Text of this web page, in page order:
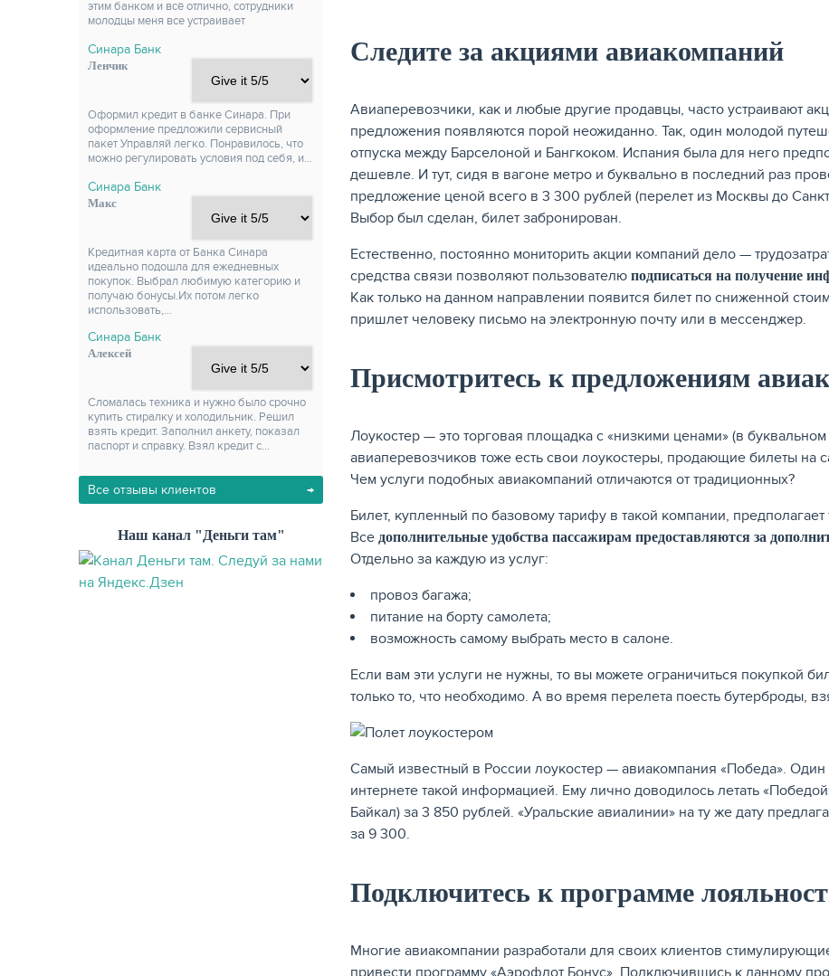
этим банком и всё отлично, сотрудники
молодцы меня все устраивает
Синара Банк
Ленчик
Оформил кредит в банке Синара. При
оформление предложили сервисный
пакет Управляй легко. Понравилось, что
можно регулировать условия под себя, и…
Синара Банк
Макс
Кредитная карта от Банка Синара
идеально подошла для ежедневных
покупок. Выбрал любимую категорию и
получаю бонусы.Их потом легко
использовать,…
Синара Банк
Алексей
Сломалась техника и нужно было срочно
купить стиралку и холодильник. Решил
взять кредит. Заполнил анкету, показал
паспорт и справку. Взял кредит с…
Все отзывы клиентов
Наш канал "Деньги там"
Следите за акциями авиакомпаний
Авиаперевозчики, как и любые другие продавцы, часто устраивают
предложения появляются порой неожиданно. Так, один молодой
отпуска между Барселоной и Бангкоком. Испания была для него
дешевле. И тут, сидя в вагоне метро и буквально в последний раз
предложение ценой всего в 3 300 рублей (перелет из Москвы до
Выбор был сделан, билет забронирован.
Естественно, постоянно мониторить акции компаний дело —
средства связи позволяют пользователю подписаться на получение
Как только на данном направлении появится билет по сниженной
пришлет человеку письмо на электронную почту или в мессенджер.
Присмотритесь к предложениям
Лоукостер — это торговая площадка с «низкими ценами» (в
авиаперевозчиков тоже есть свои лоукостеры, продающие билеты на
Чем услуги подобных авиакомпаний отличаются от традиционных?
Билет, купленный по базовому тарифу в такой компании,
Все дополнительные удобства пассажирам предоставляются за
Отдельно за каждую из услуг:
провоз багажа;
питание на борту самолета;
возможность самому выбрать место в салоне.
Если вам эти услуги не нужны, то вы можете ограничиться покупкой
только то, что необходимо. А во время перелета поесть бутерброды,
Самый известный в России лоукостер — авиакомпания «Победа».
интернете такой информацией. Ему лично доводилось летать
Байкал) за 3 850 рублей. «Уральские авиалинии» на ту же дату
за 9 300.
Подключитесь к программе
Многие авиакомпании разработали для своих клиентов
привести программу «Аэрофлот Бонус». Подключившись к данному